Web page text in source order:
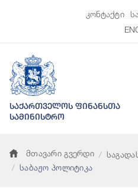
კონტაქტი
საქართველოს ფინანსთა
სამინისტრო
მთავარი გვერდი
საბაჟო პოლიტიკა